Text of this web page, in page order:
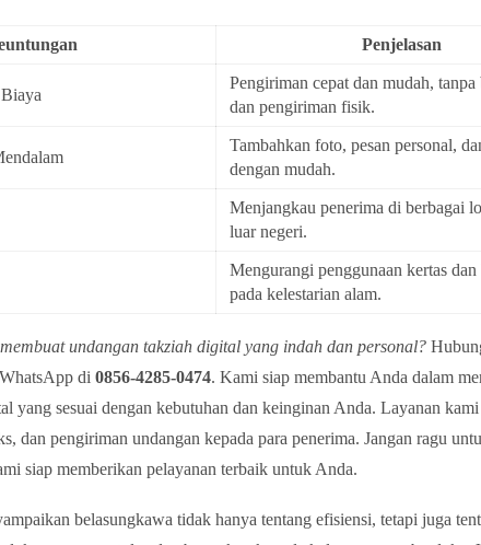
Penjelasan
Pengiriman cepat dan mudah, tanpa
dan pengiriman fisik.
Tambahkan foto, pesan personal,
dengan mudah.
Menjangkau penerima di berbagai
luar negeri.
Mengurangi penggunaan kertas
pada kelestarian alam.
undangan takziah digital yang indah dan personal?
di 0856-4285-0474. Kami siap membantu Anda dalam
yang sesuai dengan kebutuhan dan keinginan Anda. Layanan
dan pengiriman undangan kepada para penerima. Jangan ragu
siap memberikan pelayanan terbaik untuk Anda.
belasungkawa tidak hanya tentang efisiensi, tetapi juga